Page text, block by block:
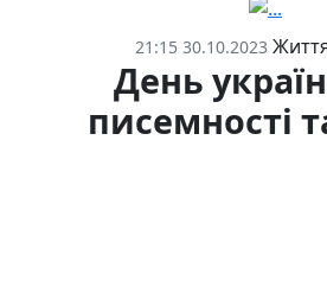
21:15 30.10.2023
День
писемності